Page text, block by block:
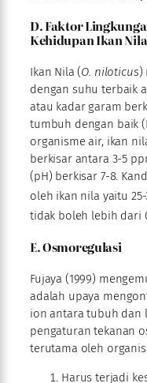
D. Faktor
Kehidupan Ikan Nila
Ikan Nila (O. niloticus)
dengan suhu terbaik
atau kadar garam
tumbuh dengan baik
organisme air, ikan
berkisar antara 3-5
(pH) berkisar 7-8.
oleh ikan nila yaitu
tidak boleh lebih dari
E. Osmoregulasi
Fujaya (1999)
adalah upaya
ion antara tubuh dan
pengaturan tekanan
terutama oleh
Harus terjadi